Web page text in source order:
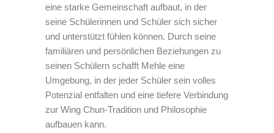
eine starke Gemeinschaft aufbaut, in der
seine Schülerinnen und Schüler sich sicher
und unterstützt fühlen können. Durch seine
familiären und persönlichen Beziehungen zu
seinen Schülern schafft Mehle eine
Umgebung, in der jeder Schüler sein volles
Potenzial entfalten und eine tiefere Verbindung
zur Wing Chun-Tradition und Philosophie
aufbauen kann.